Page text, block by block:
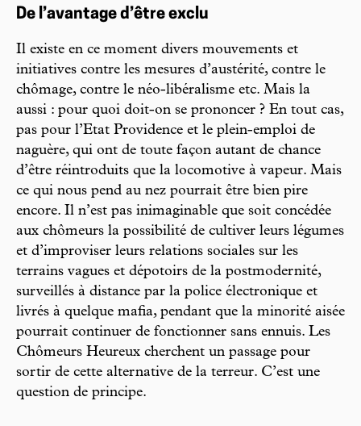
De l’avantage d’être exclu
Il existe en ce moment divers mouvements et
initiatives contre les mesures d’austérité, contre le
chômage, contre le néo-libéralisme etc. Mais la
aussi : pour quoi doit-on se prononcer ? En tout cas,
pas pour l’Etat Providence et le plein-emploi de
naguère, qui ont de toute façon autant de chance
d’être réintroduits que la locomotive à vapeur. Mais
ce qui nous pend au nez pourrait être bien pire
encore. Il n’est pas inimaginable que soit concédée
aux chômeurs la possibilité de cultiver leurs légumes
et d’improviser leurs relations sociales sur les
terrains vagues et dépotoirs de la postmodernité,
surveillés à distance par la police électronique et
livrés à quelque mafia, pendant que la minorité aisée
pourrait continuer de fonctionner sans ennuis. Les
Chômeurs Heureux cherchent un passage pour
sortir de cette alternative de la terreur. C’est une
question de principe.